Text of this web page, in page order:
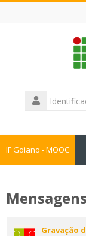
Identificação
de
IF Goiano - MOOC
Faça sua Inscrição
Gravação